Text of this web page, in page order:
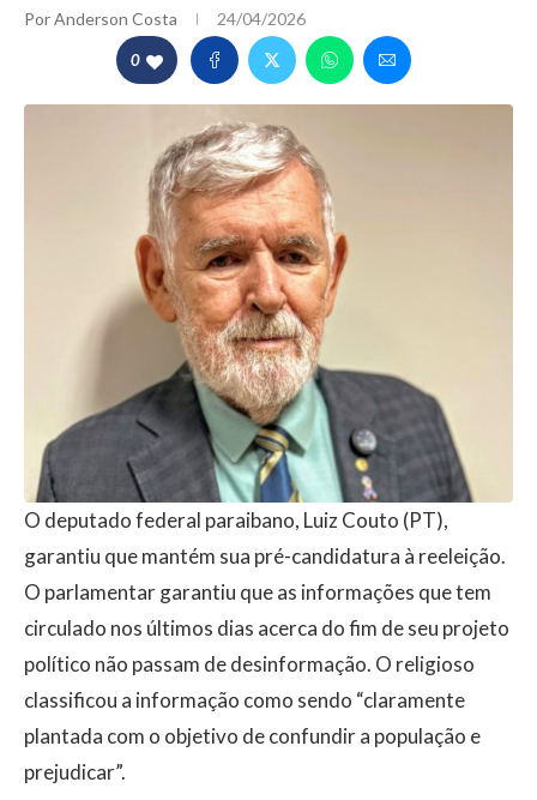
PorAnderson Costa 24/04/2026
0
O deputado federal paraibano, Luiz Couto (PT),
garantiu que mantém sua pré-candidatura à reeleição.
O parlamentar garantiu que as informações que tem
circulado nos últimos dias acerca do fim de seu projeto
político não passam de desinformação. O religioso
classificou a informação como sendo “claramente
plantada com o objetivo de confundir a população e
prejudicar”.